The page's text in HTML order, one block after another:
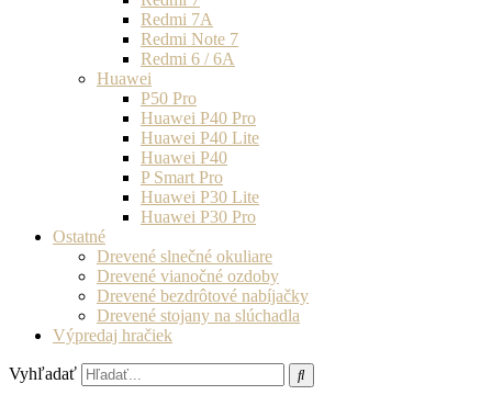
Redmi 7A
Redmi Note 7
Redmi 6 / 6A
Huawei
P50 Pro
Huawei P40 Pro
Huawei P40 Lite
Huawei P40
P Smart Pro
Huawei P30 Lite
Huawei P30 Pro
Ostatné
Drevené slnečné okuliare
Drevené vianočné ozdoby
Drevené bezdrôtové nabíjačky
Drevené stojany na slúchadla
Výpredaj hračiek
Vyhľadať